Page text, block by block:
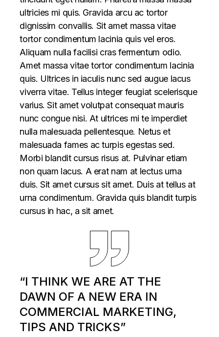
ultricies mi quis. Gravida arcu ac tortor
dignissim convallis. Sit amet massa vitae
tortor condimentum lacinia quis vel eros.
Aliquam nulla facilisi cras fermentum odio.
Amet massa vitae tortor condimentum lacinia
quis. Ultrices in iaculis nunc sed augue lacus
viverra vitae. Tellus integer feugiat scelerisque
varius. Sit amet volutpat consequat mauris
nunc congue nisi. At ultrices mi te imperdiet
nulla malesuada pellentesque. Netus et
malesuada fames ac turpis egestas sed.
Morbi blandit cursus risus at. Pulvinar etiam
non quam lacus. A erat nam at lectus urna
duis. Sit amet cursus sit amet. Duis at tellus at
urna condimentum. Gravida quis blandit turpis
cursus in hac, a sit amet.
“I THINK WE ARE AT THE
DAWN OF A NEW ERA IN
COMMERCIAL MARKETING,
TIPS AND TRICKS”